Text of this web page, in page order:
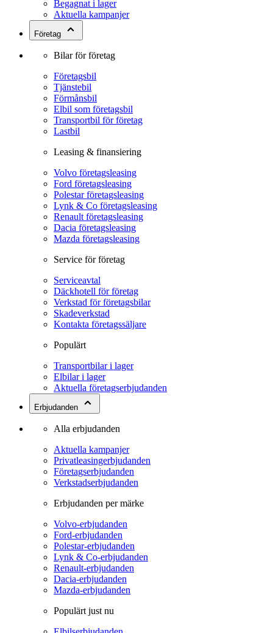
Begagnat i lager
Aktuella kampanjer
Företag
Bilar för företag
Företagsbil
Tjänstebil
Förmånsbil
Elbil som företagsbil
Transportbil för företag
Lastbil
Leasing & finansiering
Volvo företagsleasing
Ford företagsleasing
Polestar företagsleasing
Lynk & Co företagsleasing
Renault företagsleasing
Dacia företagsleasing
Mazda företagsleasing
Service för företag
Serviceavtal
Däckhotell för företag
Verkstad för företagsbilar
Skadeverkstad
Kontakta företagssäljare
Populärt
Transportbilar i lager
Elbilar i lager
Aktuella företagserbjudanden
Erbjudanden
Alla erbjudanden
Aktuella kampanjer
Privatleasingerbjudanden
Företagserbjudanden
Verkstadserbjudanden
Erbjudanden per märke
Volvo-erbjudanden
Ford-erbjudanden
Polestar-erbjudanden
Lynk & Co-erbjudanden
Renault-erbjudanden
Dacia-erbjudanden
Mazda-erbjudanden
Populärt just nu